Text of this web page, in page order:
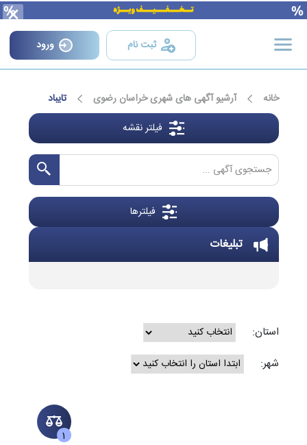
×
ثبت نام ورود
خانه آرشیو آگهی های شهری خراسان رضوی
تایباد
فیلتر نقشه
فیلترها
تبلیغات
استان:
شهر:
1